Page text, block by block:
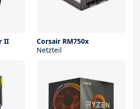
II
Corsair RM750x
Netzteil